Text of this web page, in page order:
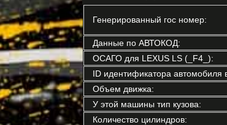
Генерированный гос номер:
Данные по АВТОКОД:
ОСАГО для LEXUS LS (_F4_):
ID идентификатора автомобиля
Объем движка:
У этой машины тип кузова:
Количество цилиндров: